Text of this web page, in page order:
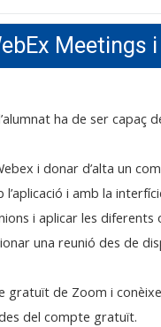
Meetings
ha de ser capaç
i donar d’alta un
i amb la
i aplicar les
una reunió des de
gratuït de Zoom i
del compte gratuït.